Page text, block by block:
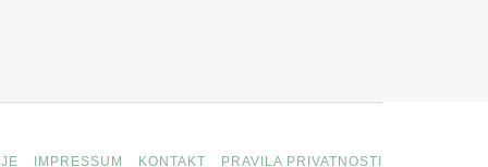
IMPRESSUM KONTAKT PRAVILA PRIVATNOSTI